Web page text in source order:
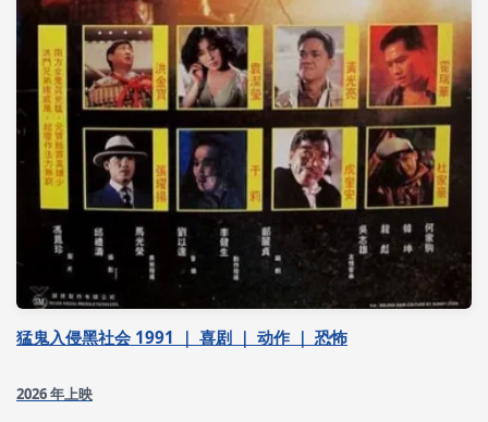
猛鬼入侵黑社会 1991 ｜ 喜剧 ｜ 动作 ｜ 恐怖
2026 年上映